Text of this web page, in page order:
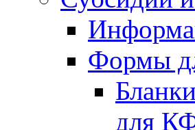
Формы
для